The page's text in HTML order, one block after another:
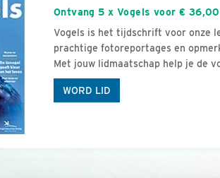
Ontvang 5 x Vogels voor €
Vogels is het tijdschrift voor onze
prachtige fotoreportages en
Met jouw lidmaatschap help je de
WORD LID